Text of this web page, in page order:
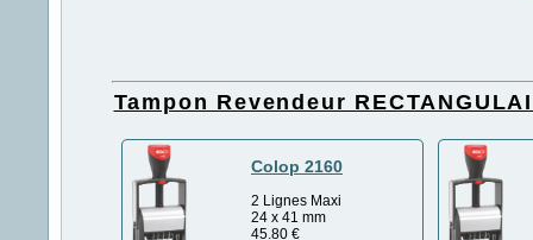
Tampon Revendeur
Colop 2160
2 Lignes Maxi
24 x 41 mm
45.80 €